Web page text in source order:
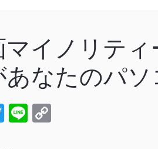
マイノリテ
あなたのパソ
Twitter
Line